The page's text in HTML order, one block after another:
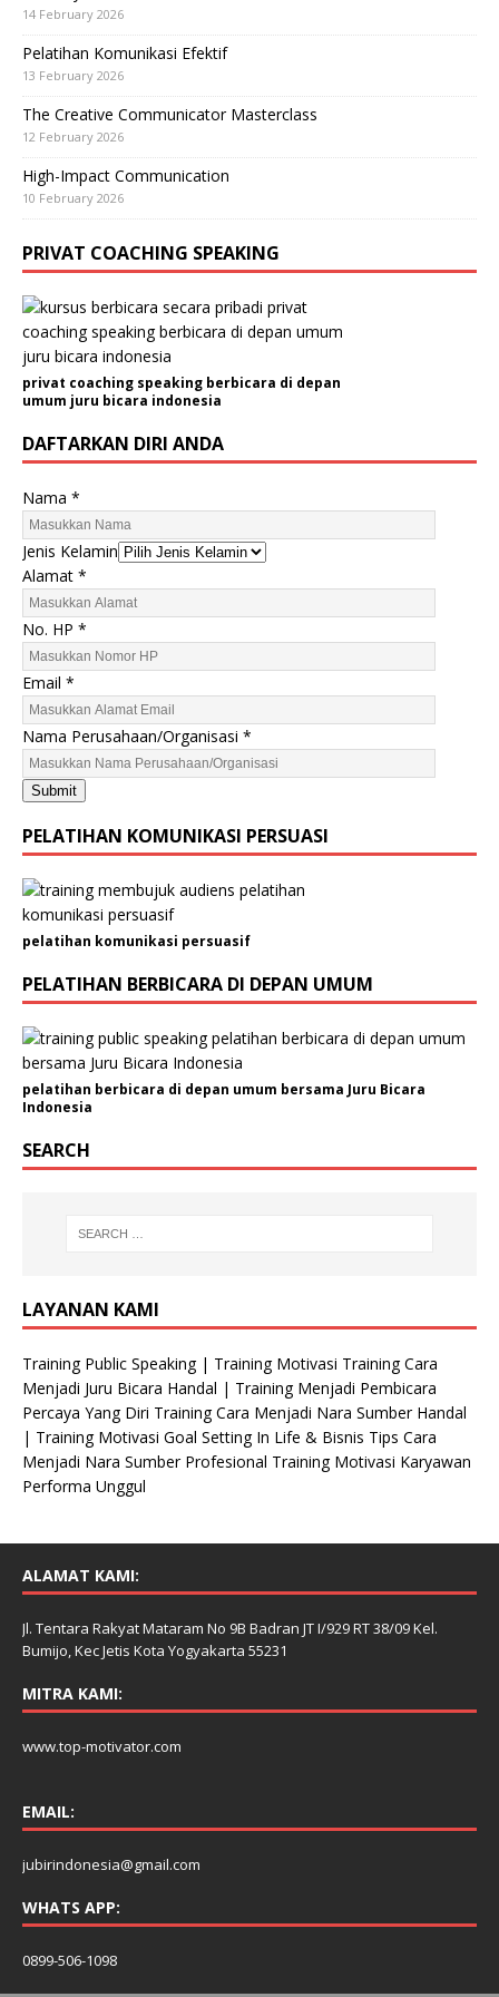
14 February 2026
Pelatihan Komunikasi Efektif
13 February 2026
The Creative Communicator Masterclass
12 February 2026
High-Impact Communication
10 February 2026
PRIVAT COACHING SPEAKING
privat coaching speaking berbicara di depan
umum juru bicara indonesia
DAFTARKAN DIRI ANDA
P
e
r
u
s
a
h
a
a
n
/
O
a
i
s
a
i
m
a
i
l
l
Nama *
Jenis Kelamin
Alamat *
No. HP *
Email *
Nama Perusahaan/Organisasi *
Submit
PELATIHAN KOMUNIKASI PERSUASI
pelatihan komunikasi persuasif
PELATIHAN BERBICARA DI DEPAN UMUM
pelatihan berbicara di depan umum bersama Juru Bicara
Indonesia
SEARCH
LAYANAN KAMI
Training Public Speaking | Training Motivasi Training Cara
Menjadi Juru Bicara Handal | Training Menjadi Pembicara
Percaya Yang Diri Training Cara Menjadi Nara Sumber Handal
| Training Motivasi Goal Setting In Life & Bisnis Tips Cara
Menjadi Nara Sumber Profesional Training Motivasi Karyawan
Performa Unggul
ALAMAT KAMI:
Jl. Tentara Rakyat Mataram No 9B Badran JT I/929 RT 38/09 Kel.
Bumijo, Kec Jetis Kota Yogyakarta 55231
MITRA KAMI:
www.top-motivator.com
EMAIL:
jubirindonesia@gmail.com
WHATS APP:
0899-506-1098